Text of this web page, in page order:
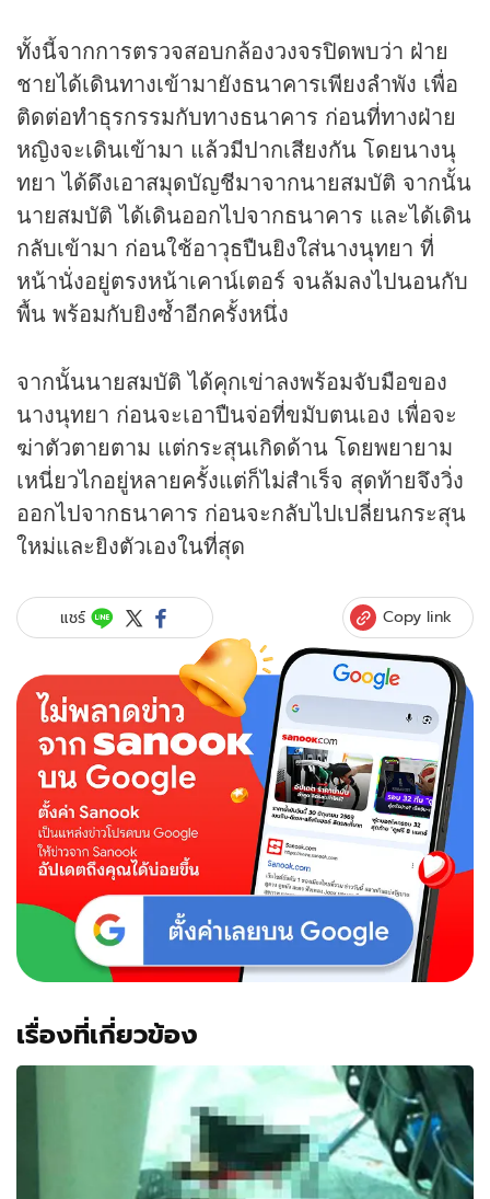
ทั้งนี้จากการตรวจสอบกล้องวงจรปิดพบว่า ฝ่าย
ชายได้เดินทางเข้ามายังธนาคารเพียงลำพัง เพื่อ
ติดต่อทำธุรกรรมกับทางธนาคาร ก่อนที่ทางฝ่าย
หญิงจะเดินเข้ามา แล้วมีปากเสียงกัน โดยนางนุ
ทยา ได้ดึงเอาสมุดบัญชีมาจากนายสมบัติ จากนั้น
นายสมบัติ ได้เดินออกไปจากธนาคาร และได้เดิน
กลับเข้ามา ก่อนใช้อาวุธปืนยิงใส่นางนุทยา ที่
หน้านั่งอยู่ตรงหน้าเคาน์เตอร์ จนล้มลงไปนอนกับ
พื้น พร้อมกับยิงซ้ำอีกครั้งหนึ่ง
จากนั้นนายสมบัติ ได้คุกเข่าลงพร้อมจับมือของ
นางนุทยา ก่อนจะเอาปืนจ่อที่ขมับตนเอง เพื่อจะ
ฆ่าตัวตายตาม แต่กระสุนเกิดด้าน โดยพยายาม
เหนี่ยวไกอยู่หลายครั้งแต่ก็ไม่สำเร็จ สุดท้ายจึงวิ่ง
ออกไปจากธนาคาร ก่อนจะกลับไปเปลี่ยนกระสุน
ใหม่และยิงตัวเองในที่สุด
แชร์ Copy link
เรื่องที่เกี่ยวข้อง